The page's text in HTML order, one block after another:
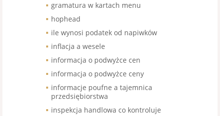
gramatura w kartach menu
hophead
ile wynosi podatek od napiwków
inflacja a wesele
informacja o podwyżce cen
informacja o podwyżce ceny
informacje poufne a tajemnica
przedsiębiorstwa
inspekcja handlowa co kontroluje